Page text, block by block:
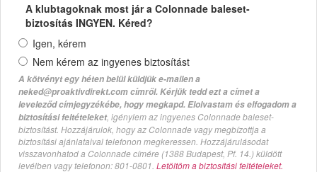
A klubtagoknak most jár a Colonnade baleset-
biztosítás INGYEN. Kéred?
Igen, kérem
Nem kérem az ingyenes biztosítást
A kötvényt egy héten belül küldjük e-mailen a
neked@proaktivdirekt.com címről. Kérjük tedd ezt a címet a
leveleződ címjegyzékébe, hogy megkapd. Elolvastam és elfogadom a
biztosítási feltételeket, igénylem az ingyenes Colonnade baleset-
biztosítást. Hozzájárulok, hogy az Colonnade vagy megbízottja a
biztosítási ajánlataival telefonon megkeressen. Hozzájárulásodat
visszavonhatod a Colonnade címére (1388 Budapest, Pf. 14.) küldött
levélben vagy telefonon: 801-0801. Letöltöm a biztosítási feltételeket.